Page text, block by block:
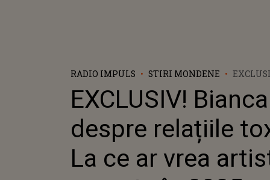
RADIO IMPULS STIRI MONDENE
CE AR
ZIS CĂ
EXCLUSIV!
despre relațiile
La ce ar vrea